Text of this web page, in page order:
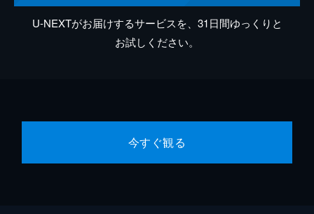
U-NEXTがお届けするサービスを、31日間ゆっくりと
お試しください。
今すぐ観る